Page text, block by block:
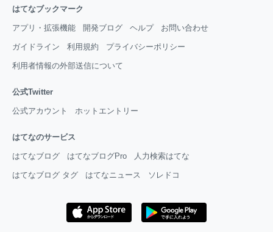
はてなブックマーク
アプリ・拡張機能 開発ブログ ヘルプ お問い合わせ
ガイドライン 利用規約 プライバシーポリシー
利用者情報の外部送信について
公式Twitter
公式アカウント ホットエントリー
はてなのサービス
はてなブログ はてなブログPro 人力検索はてな
はてなブログ タグ はてなニュース ソレドコ